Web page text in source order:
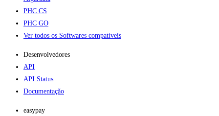
PHC CS
PHC GO
Ver todos os Softwares compatíveis
Desenvolvedores
API
API Status
Documentação
easypay